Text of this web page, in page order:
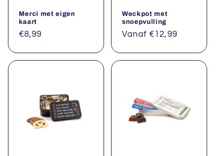
Merci met eigen
kaart
Normale
€8,99
Weckpot met
snoepvulling
Normale
Vanaf €12,99